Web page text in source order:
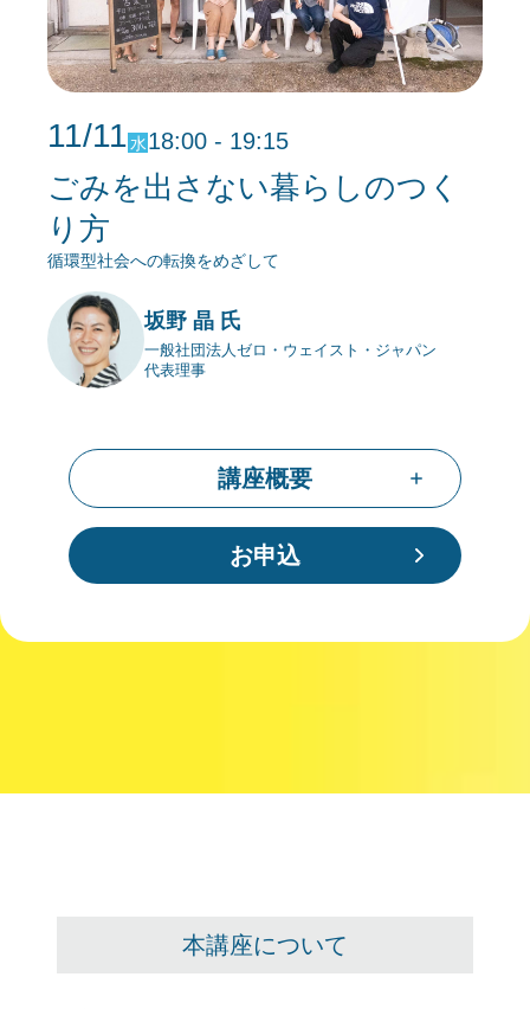
11/11水18:00 - 19:15
ごみを出さない暮らしのつく
り方
循環型社会への転換をめざして
坂野 晶 氏
一般社団法人ゼロ・ウェイスト・ジャパン
代表理事
講座概要
お申込
本講座について